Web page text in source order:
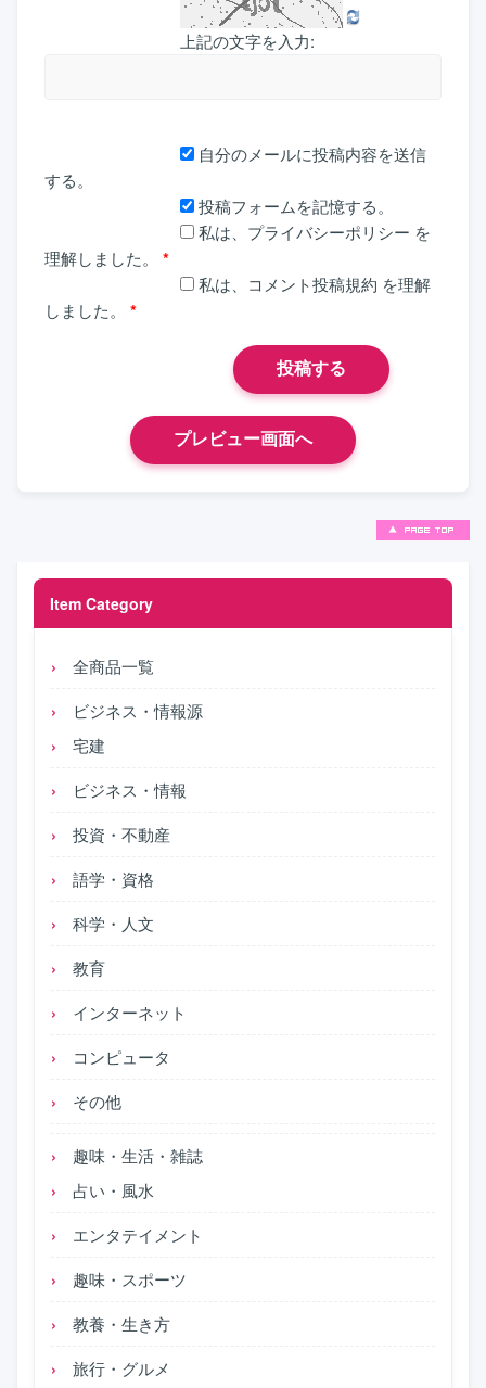
Item Category
全商品一覧
ビジネス・情報源
宅建
ビジネス・情報
投資・不動産
語学・資格
科学・人文
教育
インターネット
コンピュータ
その他
趣味・生活・雑誌
占い・風水
エンタテイメント
趣味・スポーツ
教養・生き方
旅行・グルメ
上記の文字を入力:
自分のメールに投稿内容を送信
する。
投稿フォームを記憶する。
私は、 プライバシーポリシー を
理解しました。
*
私は、 コメント投稿規約 を理解
しました。
*